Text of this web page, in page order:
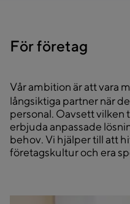
För företag
Vår ambition är att vara
långsiktiga partner när
personal. Oavsett vilken
erbjuda anpassade
behov. Vi hjälper till att
företagskultur och era